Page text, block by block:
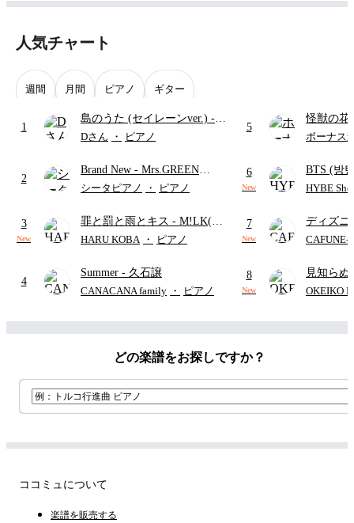
人気チャート
週間 月間 ピアノ ギター
1
島のうた (セイレーンver.) -
セイレーン(CV.鈴木みのり)
ード・ペダル付き/『映画ちい
かわ 人魚の島のひみつ』よ
Dさん ・ ピアノ
2
Brand New - Mrs.GREEN
APPLE
シータピアノ ・ ピアノ
3
New
罪と罰と雨とキス - M!LK(佐
野勇斗&吉田仁人)
HARU KOBA ・ ピアノ
4
Summer - 久石譲
CANACANA family ・ ピアノ
5
怪獣の
ードパー
ボーナス
6
New
BTS (방
HYBE
7
New
ディズ
レー-
ード有)
CAFUNE-
8
New
見知ら
ャツが乾
OKEIKO
どの楽譜をお探しですか？
ココミュについて
楽譜を販売する